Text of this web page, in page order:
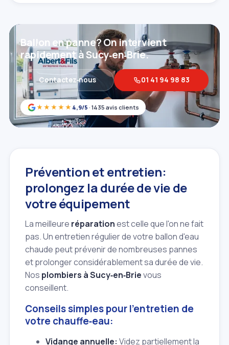
★★★★★ 4,9/5 · 1435 avis clients
Ballon en panne? On intervient
rapidement à Sucy‑en‑Brie.
Contactez‑nous 01 41 94 98 83
Prévention et entretien:
prolongez la durée de vie de
votre équipement
La meilleure réparationest celle que l'on ne fait
pas. Un entretien régulier de votre ballon d'eau
chaude peut prévenir de nombreuses pannes
et prolonger considérablement sa durée de vie.
Nos plombiers à Sucy‑en‑Brievous
conseillent.
Conseils simples pour l'entretien de
votre chauffe‑eau:
Vidange annuelle: Videz partiellement la